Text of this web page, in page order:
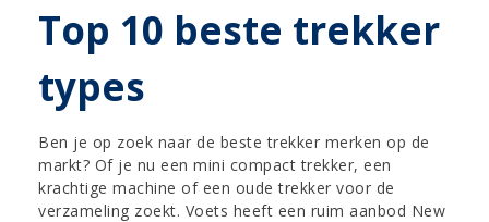
Top 10 beste trekker
types
Ben je op zoek naar de beste trekker merken op de
markt? Of je nu een mini compact trekker, een
krachtige machine of een oude trekker voor de
verzameling zoekt. Voets heeft een ruim aanbod New